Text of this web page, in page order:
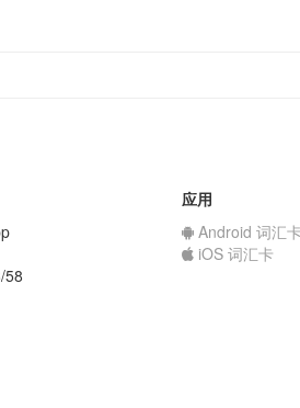
58
应用
Android 词汇
iOS 词汇卡